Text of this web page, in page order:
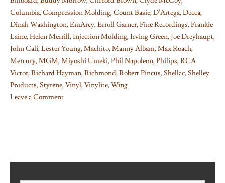
Columbia,Compression Molding,Count Basie,D'Artega,Decca,
Dinah Washington,EmArcy,Erroll Garner,Fine Recordings,Frankie
Laine,Helen Merrill,Injection Molding,Irving Green,Joe Dreyhaupt,
John Cali,Lester Young,Machito,Manny Albam,Max Roach,
Mercury,MGM,Miyoshi Umeki,Phil Napoleon,Philips,RCA
Victor,Richard Hayman,Richmond,Robert Pincus,Shellac,Shelley
Products,Styrene,Vinyl,Vinylite,Wing
Leave a Comment